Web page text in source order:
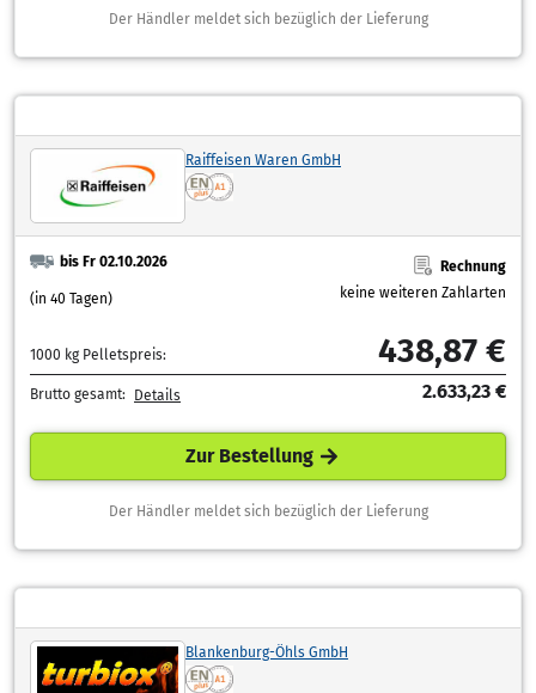
Der Händler meldet sich bezüglich der Lieferung
Raiffeisen Waren GmbH
bis Fr 02.10.2026
(in 40 Tagen)
Rechnung
keine weiteren Zahlarten
1000 kg Pelletspreis: 438,87 €
Brutto gesamt: Details 2.633,23 €
Zur Bestellung
Der Händler meldet sich bezüglich der Lieferung
Blankenburg-Öhls GmbH